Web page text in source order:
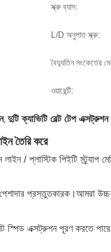
স্ক্রু ব্যাস:
L/D অনুপাত স্ক্রু:
বৈদ্যুতিন সংকেতের
ওয়ারেন্টি:
, দুটি ক্যাভিটি বেল্ট টেপ
তৈরি করে
/ প্লাস্টিক পিইটি স্ট্র্যাপ
প্রস্তুতকারক।আমরা উচ্চ
স্পিড এক্সট্রুশন পূরণ করতে